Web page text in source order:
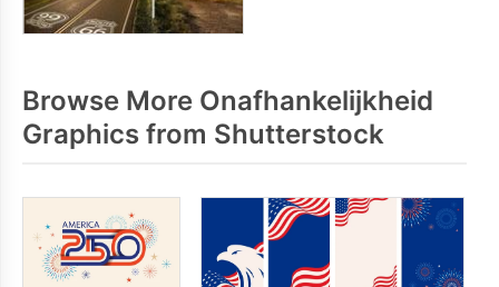
Browse More Onafhankelijkheid
Graphics from Shutterstock